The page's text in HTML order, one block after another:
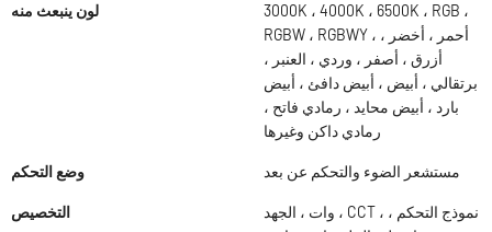
لون ينبعث منه
3000K ، 4000K ، 6500K ، RGB ،
RGBW ، RGBWY ، أحمر ، أخضر ،
أزرق ، أصفر ، وردي ، العنبر ،
برتقالي ، أبيض ، أبيض دافئ ، أبيض
بارد ، أبيض محايد ، رمادي فاتح ،
رمادي داكن وغيرها
وضع التحكم مستشعر الضوء والتحكم عن بعد
التخصيص
وات ، الجهد ، CCT ، نموذج التحكم ،